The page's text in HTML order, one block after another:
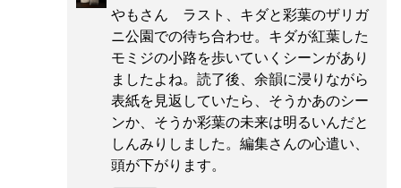
やもさん ラスト、キダと彩葉のザリガ
ニ公園での待ち合わせ。キダが紅葉した
モミジの小路を歩いていくシーンがあり
ましたよね。読了後、余韻に浸りながら
表紙を見返していたら、そうかあのシー
ンか、そうか彩葉の未来は明るいんだと
しんみりしました。編集さんの心遣い、
頭が下がります。